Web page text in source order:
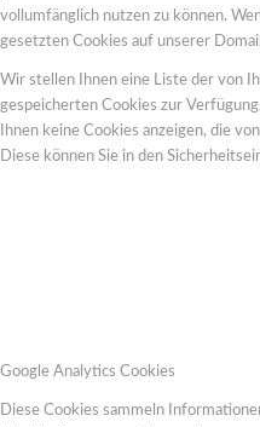
vollumfänglich nutzen zu können.
gesetzten Cookies auf unserer
Wir stellen Ihnen eine Liste der von
gespeicherten Cookies zur
Ihnen keine Cookies anzeigen, die
Diese können Sie in den
Google Analytics Cookies
Diese Cookies sammeln